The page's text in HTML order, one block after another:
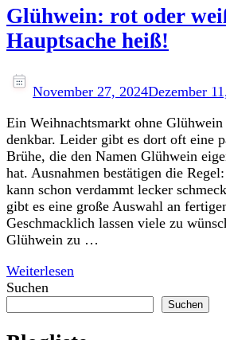
Glühwein: rot oder
Hauptsache heiß!
November 27, 2024Dezember
Ein Weihnachtsmarkt ohne
denkbar. Leider gibt es dort oft eine
Brühe, die den Namen Glühwein
hat. Ausnahmen bestätigen die
kann schon verdammt lecker
gibt es eine große Auswahl an
Geschmacklich lassen viele zu
Glühwein zu …
Weiterlesen
Suchen
Suchen